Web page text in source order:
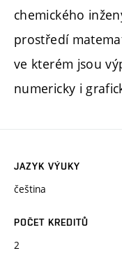
chemického
prostředí
ve kterém jsou
numericky i
JAZYK VÝUKY
čeština
POČET KREDITŮ
2